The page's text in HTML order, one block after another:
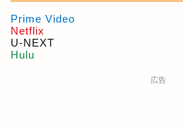
Prime Video
Netflix
U-NEXT
Hulu
広告